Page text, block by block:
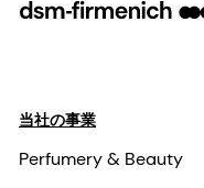
当社の事業
Perfumery & Beauty